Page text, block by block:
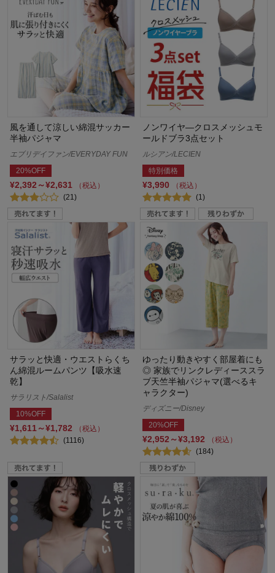
風を通して涼しい綿混サッカー
半袖パジャマ
エブリデイファン/EVERYDAY FUN
20%OFF
¥2,392～¥2,631
（税込）
(21)
ノンワイヤ―クロスメッシュモ
ールドブラ3点セット
ルシアン/LECIEN
特別価格
¥3,990
（税込）
(1)
サラッと快適・ウエストらくち
ん綿混ルームパンツ【吸水速
乾】
サラリスト/Salalist
10%OFF
¥1,611～¥1,782
（税込）
(1116)
ゆったり動きやすく部屋着にも
◎ 家族でリンクレディーススラ
ブ天竺半袖パジャマ(選べるキ
ャラクター)
ディズニー/Disney
20%OFF
¥2,952～¥3,192
（税込）
(184)